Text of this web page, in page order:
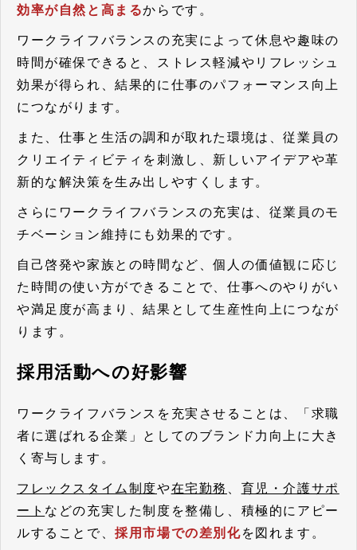
効率が自然と高まるからです。
ワークライフバランスの充実によって休息や趣味の
時間が確保できると、ストレス軽減やリフレッシュ
効果が得られ、結果的に仕事のパフォーマンス向上
につながります。
また、仕事と生活の調和が取れた環境は、従業員の
クリエイティビティを刺激し、新しいアイデアや革
新的な解決策を生み出しやすくします。
さらにワークライフバランスの充実は、従業員のモ
チベーション維持にも効果的です。
自己啓発や家族との時間など、個人の価値観に応じ
た時間の使い方ができることで、仕事へのやりがい
や満足度が高まり、結果として生産性向上につなが
ります。
採用活動への好影響
ワークライフバランスを充実させることは、「求職
者に選ばれる企業」としてのブランド力向上に大き
く寄与します。
フレックスタイム制度や在宅勤務
育児・介護サポ
ート などの充実した制度を整備し、積極的にアピー
ルすることで、採用市場での差別化を図れます。